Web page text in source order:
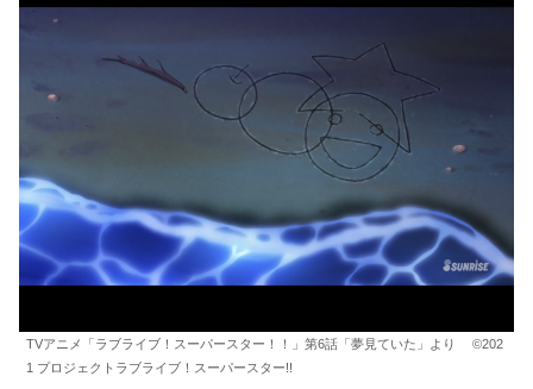
TVアニメ「ラブライブ！スーパースター！！」第6話「夢見ていた」より ©202
1 プロジェクトラブライブ！スーパースター!!